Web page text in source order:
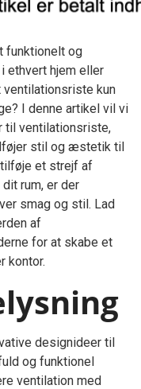
funktionelt og
ethvert hjem eller
ventilationsriste kun
I denne artikel vil vi
til ventilationsriste,
stil og æstetik til
tilføje et strejf af
rum, er der
smag og stil. Lad
af
for at skabe et
kontor.
designideer til
og funktionel
ventilation med